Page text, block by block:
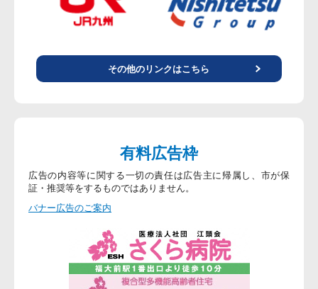
その他のリンクはこちら
有料広告枠
広告の内容等に関する一切の責任は広告主に帰属し、市が保
証・推奨等をするものではありません。
バナー広告のご案内